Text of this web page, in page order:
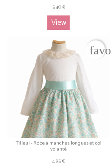
5,40 €
View
Tilleul - Robe à manches longues et col
volanté
4,95 €